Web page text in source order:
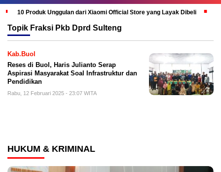
10 Produk Unggulan dari Xiaomi Official Store yang Layak Dibeli
Topik Fraksi Pkb Dprd Sulteng
Kab.Buol
Reses di Buol, Haris Julianto Serap
Aspirasi Masyarakat Soal Infrastruktur dan
Pendidikan
Rabu, 12 Februari 2025 - 23:07 WITA
HUKUM & KRIMINAL